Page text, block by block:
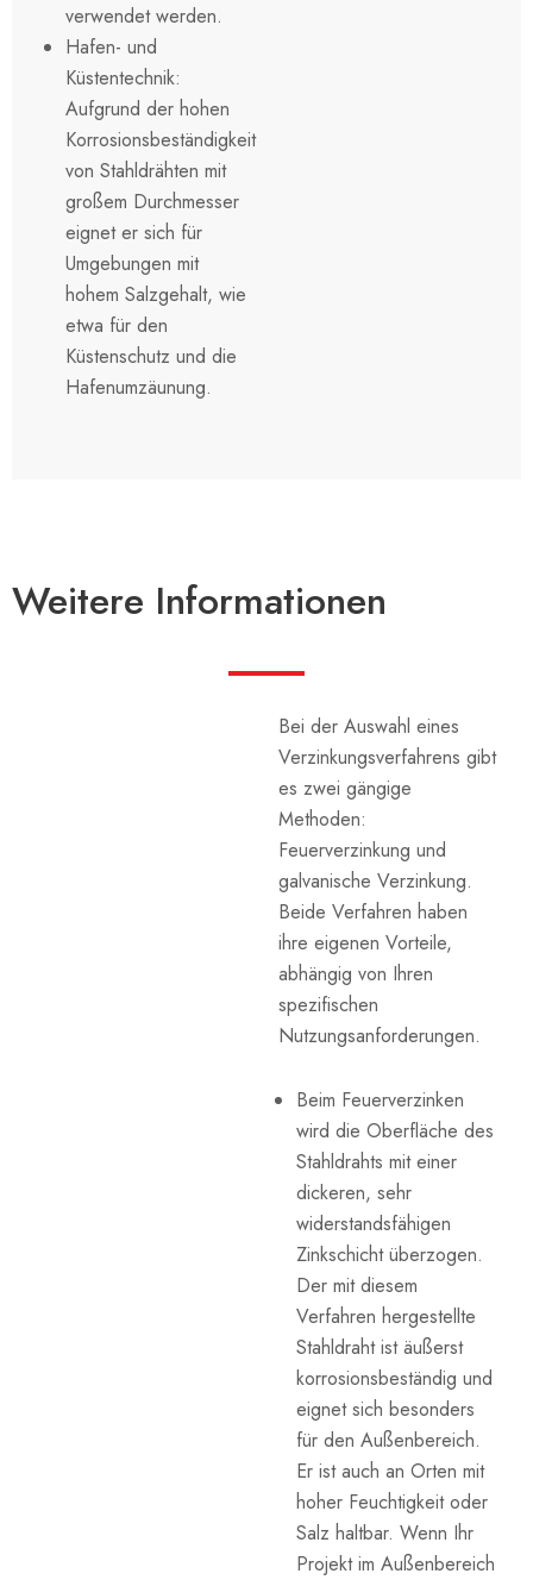
verwendet werden.
Hafen- und
Küstentechnik:
Aufgrund der hohen
Korrosionsbeständigkeit
von Stahldrähten mit
großem Durchmesser
eignet er sich für
Umgebungen mit
hohem Salzgehalt, wie
etwa für den
Küstenschutz und die
Hafenumzäunung.
Weitere Informationen
Bei der Auswahl eines
Verzinkungsverfahrens gibt
es zwei gängige
Methoden:
Feuerverzinkung und
galvanische Verzinkung.
Beide Verfahren haben
ihre eigenen Vorteile,
abhängig von Ihren
spezifischen
Nutzungsanforderungen.
Beim Feuerverzinken
wird die Oberfläche des
Stahldrahts mit einer
dickeren, sehr
widerstandsfähigen
Zinkschicht überzogen.
Der mit diesem
Verfahren hergestellte
Stahldraht ist äußerst
korrosionsbeständig und
eignet sich besonders
für den Außenbereich.
Er ist auch an Orten mit
hoher Feuchtigkeit oder
Salz haltbar. Wenn Ihr
Projekt im Außenbereich